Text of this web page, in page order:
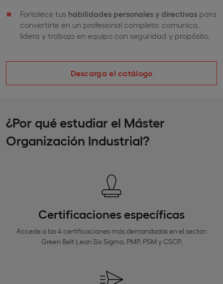
Fortalece tus habilidades personales y directivas para
convertirte en un profesional completo: comunica,
lidera y trabaja en equipo con seguridad y propósito.
Descarga el catálogo
¿Por qué estudiar el Máster
Organización Industrial?
Certificaciones específicas
Accede a las 4 certificaciones más demandadas en el sector:
Green Belt Lean Six Sigma, PMP, PSM y CSCP.